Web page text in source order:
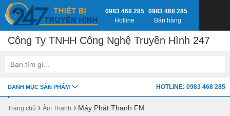
google-site-verification=fSxkTzlyAV278H0_7LAVZEjJh2zdXsbKQ-
Trang chủ › Âm Thanh › Máy Phát Thanh FM
0983 468 285
Hotline
0983 468 285
Bán hàng
Công Ty TNHH Công Nghệ Truyền Hình 247
DANH MỤC SẢN PHẨM HOTLINE: 0983 468 285